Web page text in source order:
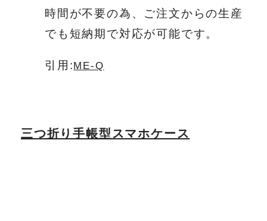
時間が不要の為、ご注文からの生産
でも短納期で対応が可能です。
引用:ME-Q
三つ折り手帳型スマホケース